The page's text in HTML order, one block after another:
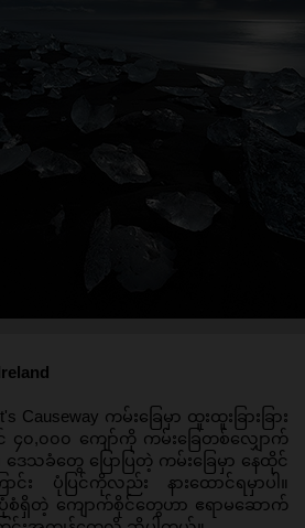
ကမ်းခြေမှာ ထူးထူးခြားခြား
၄၀,၀၀၀ ကျော်ကို ကမ်းခြေတစ်လျှောက်
ဒေသခံတွေ ပြောပြတဲ့ ကမ်းခြေမှာ နေထိုင်
း ပုံပြင်ကိုလည်း နားထောင်ရမှာပါ။
ပုံစံရှိတဲ့ ကျောက်စိုင်တွေဟာ ဧရာမဆောက်